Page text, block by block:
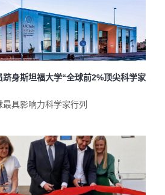
身斯坦福大学“全球前2%顶尖科学家
具影响力科学家行列